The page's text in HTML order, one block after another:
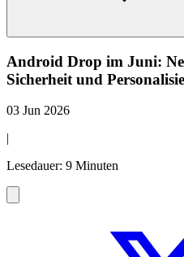
Android Drop im Juni:
Sicherheit und
03 Jun 2026
|
Lesedauer: 9 Minuten